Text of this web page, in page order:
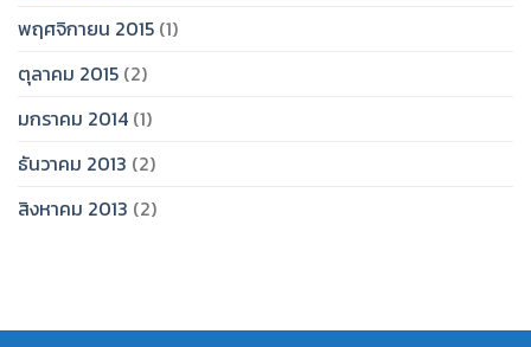
พฤศจิกายน 2015 (1)
ตุลาคม 2015 (2)
มกราคม 2014 (1)
ธันวาคม 2013 (2)
สิงหาคม 2013 (2)